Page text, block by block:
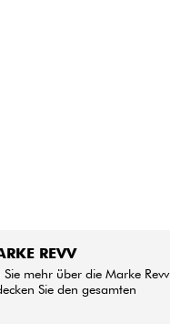
REVV
Sie mehr über die Marke Revv
Sie den gesamten